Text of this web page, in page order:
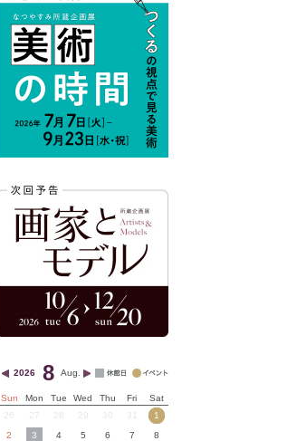
2026 8 Aug.
Sun Mon Tue Wed Thu Fri
Sat
27 29 30 31
1
2
3 4 5 6 7
8